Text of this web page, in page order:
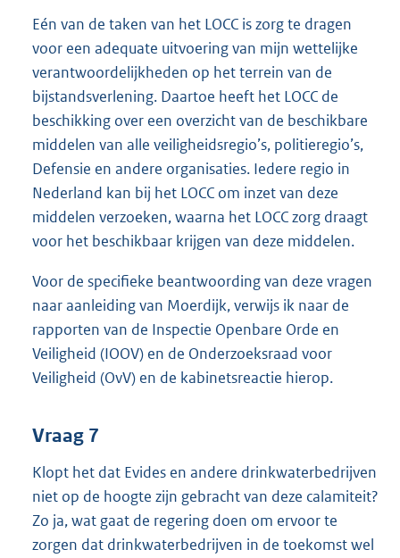
Eén van de taken van het LOCC is zorg te dragen
voor een adequate uitvoering van mijn wettelijke
verantwoordelijkheden op het terrein van de
bijstandsverlening. Daartoe heeft het LOCC de
beschikking over een overzicht van de beschikbare
middelen van alle veiligheidsregio’s, politieregio’s,
Defensie en andere organisaties. Iedere regio in
Nederland kan bij het LOCC om inzet van deze
middelen verzoeken, waarna het LOCC zorg draagt
voor het beschikbaar krijgen van deze middelen.
Voor de specifieke beantwoording van deze vragen
naar aanleiding van Moerdijk, verwijs ik naar de
rapporten van de Inspectie Openbare Orde en
Veiligheid (IOOV) en de Onderzoeksraad voor
Veiligheid (OvV) en de kabinetsreactie hierop.
Vraag 7
Klopt het dat Evides en andere drinkwaterbedrijven
niet op de hoogte zijn gebracht van deze calamiteit?
Zo ja, wat gaat de regering doen om ervoor te
zorgen dat drinkwaterbedrijven in de toekomst wel